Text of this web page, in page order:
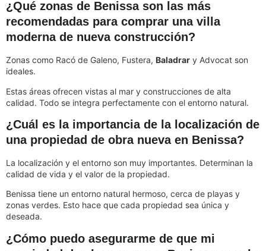
¿Qué zonas de Benissa son las más
recomendadas para comprar una villa
moderna de nueva construcción?
Zonas como Racó de Galeno, Fustera, Baladrar y Advocat son
ideales.
Estas áreas ofrecen vistas al mar y construcciones de alta
calidad. Todo se integra perfectamente con el entorno natural.
¿Cuál es la importancia de la localización de
una propiedad de obra nueva en Benissa?
La localización y el entorno son muy importantes. Determinan la
calidad de vida y el valor de la propiedad.
Benissa tiene un entorno natural hermoso, cerca de playas y
zonas verdes. Esto hace que cada propiedad sea única y
deseada.
¿Cómo puedo asegurarme de que mi